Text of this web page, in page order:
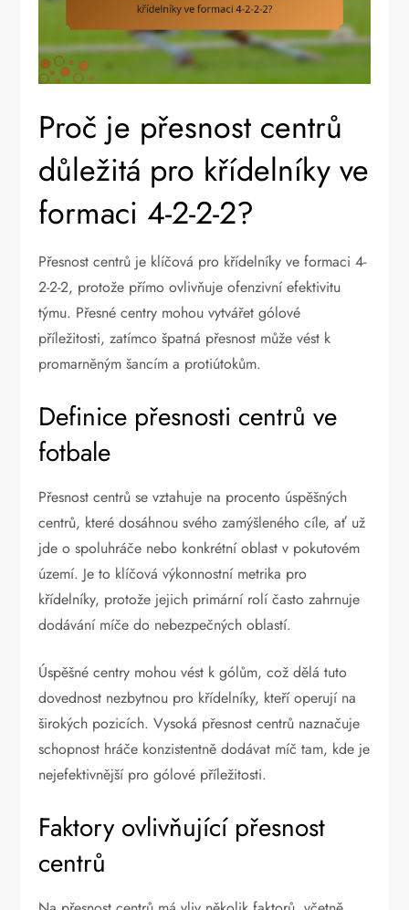
Proč je přesnost centrů
důležitá pro křídelníky ve
formaci 4-2-2-2?
Přesnost centrů je klíčová pro křídelníky ve formaci 4-
2-2-2, protože přímo ovlivňuje ofenzivní efektivitu
týmu. Přesné centry mohou vytvářet gólové
příležitosti, zatímco špatná přesnost může vést k
promarněným šancím a protiútokům.
Definice přesnosti centrů ve
fotbale
Přesnost centrů se vztahuje na procento úspěšných
centrů, které dosáhnou svého zamýšleného cíle, ať už
jde o spoluhráče nebo konkrétní oblast v pokutovém
území. Je to klíčová výkonnostní metrika pro
křídelníky, protože jejich primární rolí často zahrnuje
dodávání míče do nebezpečných oblastí.
Úspěšné centry mohou vést k gólům, což dělá tuto
dovednost nezbytnou pro křídelníky, kteří operují na
širokých pozicích. Vysoká přesnost centrů naznačuje
schopnost hráče konzistentně dodávat míč tam, kde je
nejefektivnější pro gólové příležitosti.
Faktory ovlivňující přesnost
centrů